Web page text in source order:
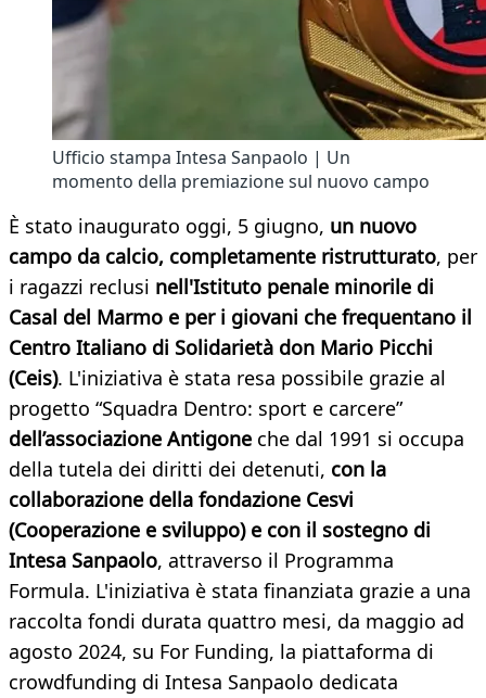
Ufficio stampa Intesa Sanpaolo | Un
momento della premiazione sul nuovo campo
È stato inaugurato oggi, 5 giugno, un nuovo
campo da calcio, completamente ristrutturato, per
i ragazzi reclusi nell'Istituto penale minorile di
Casal del Marmo e per i giovani che frequentano il
Centro Italiano di Solidarietà don Mario Picchi
(Ceis). L'iniziativa è stata resa possibile grazie al
progetto “Squadra Dentro: sport e carcere”
dell’associazione Antigone che dal 1991 si occupa
della tutela dei diritti dei detenuti, con la
collaborazione della fondazione Cesvi
(Cooperazione e sviluppo) e con il sostegno di
Intesa Sanpaolo, attraverso il Programma
Formula. L'iniziativa è stata finanziata grazie a una
raccolta fondi durata quattro mesi, da maggio ad
agosto 2024, su For Funding, la piattaforma di
crowdfunding di Intesa Sanpaolo dedicata